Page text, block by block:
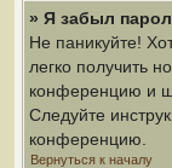
» Я забыл
Не паникуйте!
легко получить
конференцию и
Следуйте
конференцию.
Вернуться к началу